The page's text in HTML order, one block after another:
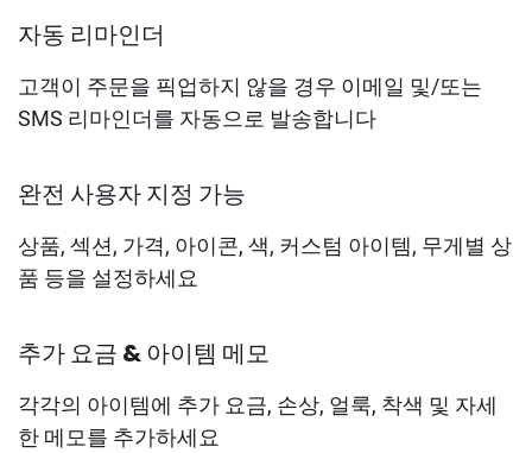
자동 리마인더
고객이 주문을 픽업하지 않을 경우 이메일 및/또는
SMS 리마인더를 자동으로 발송합니다
완전 사용자 지정 가능
상품, 섹션, 가격, 아이콘, 색, 커스텀 아이템, 무게별 상
품 등을 설정하세요
추가 요금 & 아이템 메모
각각의 아이템에 추가 요금, 손상, 얼룩, 착색 및 자세
한 메모를 추가하세요